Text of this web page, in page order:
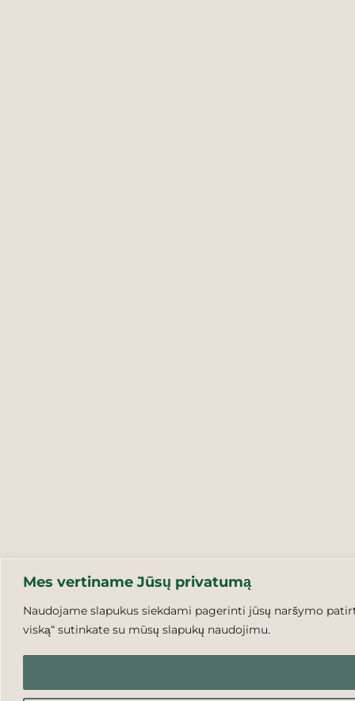
Mes vertiname Jūsų privatumą
Naudojame slapukus siekdami pagerinti jūsų naršymo
viską“ sutinkate su mūsų slapukų naudojimu.